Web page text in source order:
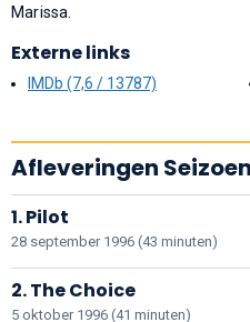
Marissa.
Externe links
IMDb (7,6 / 13787)
Afleveringen
1. Pilot
28 september 1996 (43 minuten)
2. The Choice
5 oktober 1996 (41 minuten)